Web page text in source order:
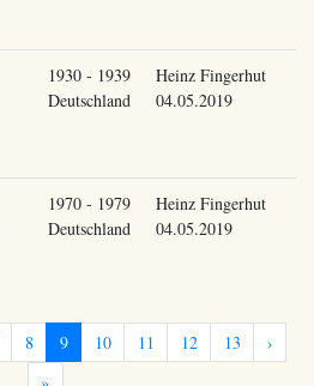
1930 - 1939
Deutschland
Heinz Fingerhut
04.05.2019
1970 - 1979
Deutschland
Heinz Fingerhut
04.05.2019
8 9 10 11 12 13
›
»